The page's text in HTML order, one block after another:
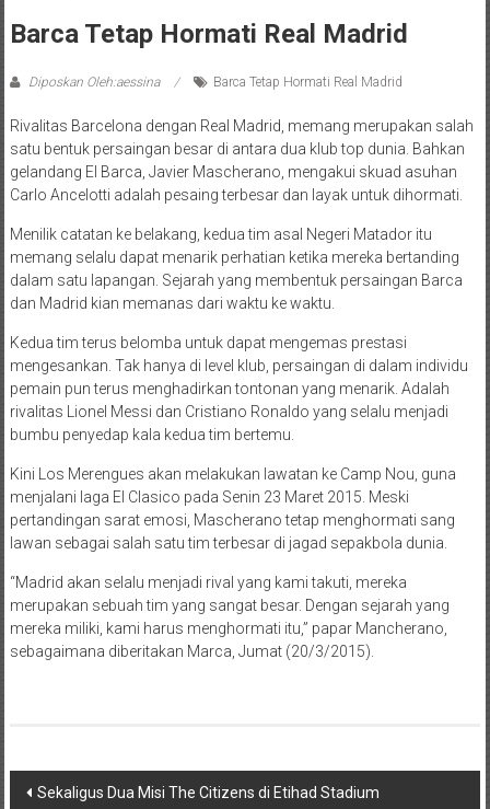
Barca Tetap Hormati Real Madrid
Diposkan Oleh:aessina Barca Tetap Hormati Real Madrid
Rivalitas Barcelona dengan Real Madrid, memang merupakan salah
satu bentuk persaingan besar di antara dua klub top dunia. Bahkan
gelandang El Barca, Javier Mascherano, mengakui skuad asuhan
Carlo Ancelotti adalah pesaing terbesar dan layak untuk dihormati.
Menilik catatan ke belakang, kedua tim asal Negeri Matador itu
memang selalu dapat menarik perhatian ketika mereka bertanding
dalam satu lapangan. Sejarah yang membentuk persaingan Barca
dan Madrid kian memanas dari waktu ke waktu.
Kedua tim terus belomba untuk dapat mengemas prestasi
mengesankan. Tak hanya di level klub, persaingan di dalam individu
pemain pun terus menghadirkan tontonan yang menarik. Adalah
rivalitas Lionel Messi dan Cristiano Ronaldo yang selalu menjadi
bumbu penyedap kala kedua tim bertemu.
Kini Los Merengues akan melakukan lawatan ke Camp Nou, guna
menjalani laga El Clasico pada Senin 23 Maret 2015. Meski
pertandingan sarat emosi, Mascherano tetap menghormati sang
lawan sebagai salah satu tim terbesar di jagad sepakbola dunia.
“Madrid akan selalu menjadi rival yang kami takuti, mereka
merupakan sebuah tim yang sangat besar. Dengan sejarah yang
mereka miliki, kami harus menghormati itu,” papar Mancherano,
sebagaimana diberitakan Marca, Jumat (20/3/2015).
Navigasi
Sekaligus Dua Misi The Citizens di Etihad Stadium